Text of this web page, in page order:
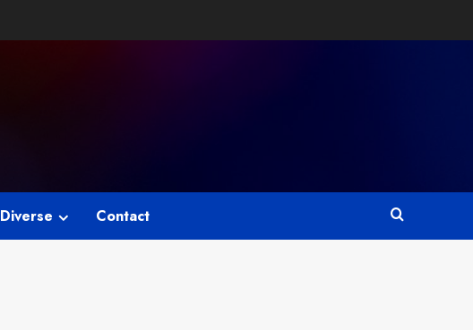
Diverse Contact